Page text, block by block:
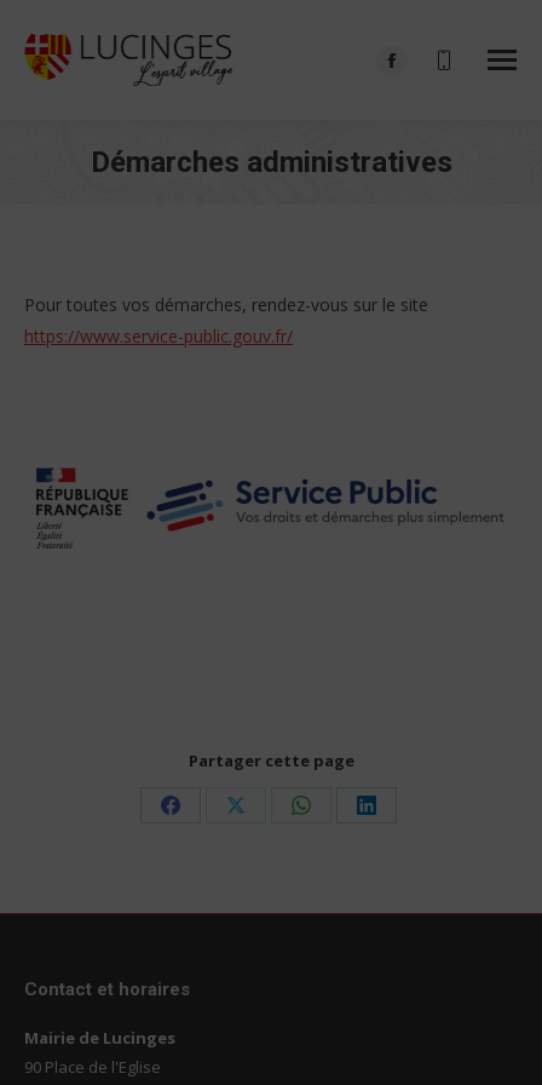
Facebook
in
Démarches administratives
Pour toutes vos démarches, rendez-vous sur le site
https://www.service-public.gouv.fr/
Partager cette page
Share
Share
Share
Share
Contact et horaires
Mairie de Lucinges
90 Place de l'Eglise